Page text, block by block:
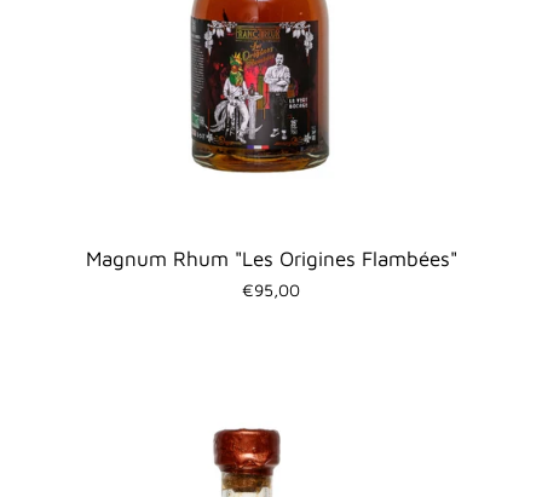
Magnum Rhum "Les Origines Flambées"
€95,00